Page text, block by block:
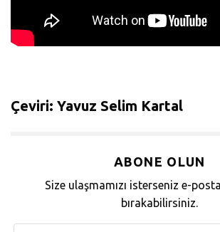
Çeviri: Yavuz Selim Kartal
ABONE OLUN
Size ulaşmamızı isterseniz e-
bırakabilirsiniz.